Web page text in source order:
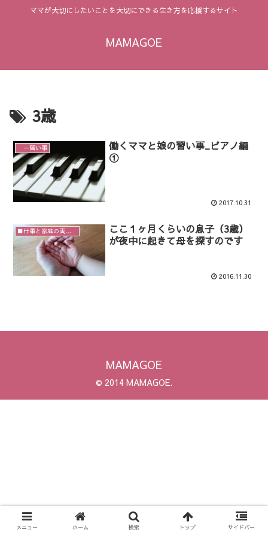
ママが大切にしたいことを大切にできる生き方を応援するサイト
MAMAGOE
3歳
－習い事
働くママと娘の習い事_ピアノ編
①
2017.10.31
■仕事と家庭の両立のヒント
ここ１ヶ月くらいの息子（3歳）
が夜中に起きて母を探すのです
2016.11.30
MAMAGOE
© 2014 MAMAGOE.
メニュー ホーム 検索 トップ サイドバー